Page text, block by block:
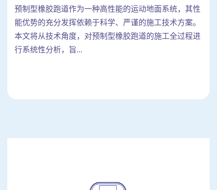
预制型橡胶跑道作为一种高性能的运动地面系统，其性
能优势的充分发挥依赖于科学、严谨的施工技术方案。
本文将从技术角度，对预制型橡胶跑道的施工全过程进
行系统性分析，旨...